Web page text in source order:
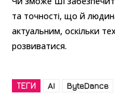
та точності, що й
актуальним, оскільки
розвиватися.
ТЕГИ AI ByteDance